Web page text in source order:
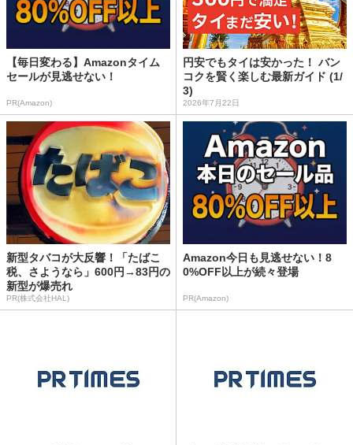
【毎日変わる】Amazonタイム
セールが見逃せない！
PR(Amazon)
円安でもタイは安かった！ バン
コクを賢く楽しむ最新ガイド (1/
3)
2026年7月22日
新型タバコが大反響！「たばこ
税、さようなら」600円→83円の
新型が爆売れ
PR(株式会社HAL)
Amazon今日も見逃せない！8
0%OFF以上が続々登場
PR(Amazon)